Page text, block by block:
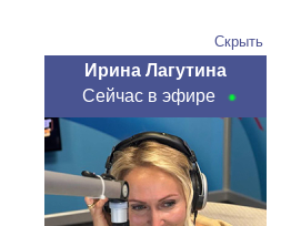
Скрыть
Ирина Лагутина
Сейчас в эфире